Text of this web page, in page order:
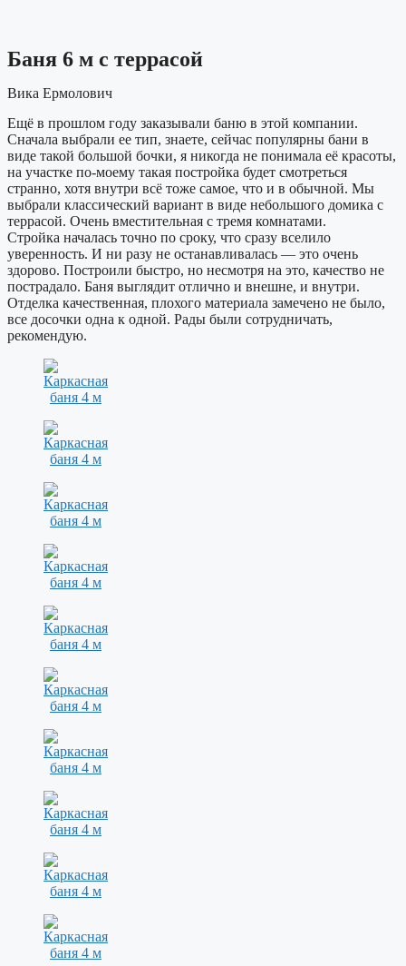
Баня 6 м с террасой
Вика Ермолович
Ещё в прошлом году заказывали баню в этой компании.
Сначала выбрали ее тип, знаете, сейчас популярны бани в
виде такой большой бочки, я никогда не понимала её красоты,
на участке по-моему такая постройка будет смотреться
странно, хотя внутри всё тоже самое, что и в обычной. Мы
выбрали классический вариант в виде небольшого домика с
террасой. Очень вместительная с тремя комнатами.
Стройка началась точно по сроку, что сразу вселило
уверенность. И ни разу не останавливалась — это очень
здорово. Построили быстро, но несмотря на это, качество не
пострадало. Баня выглядит отлично и внешне, и внутри.
Отделка качественная, плохого материала замечено не было,
все досочки одна к одной. Рады были сотрудничать,
рекомендую.